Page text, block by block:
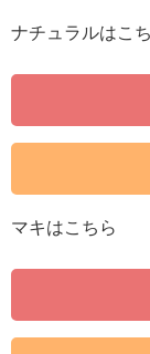
ナチュラルはこ
マキはこちら